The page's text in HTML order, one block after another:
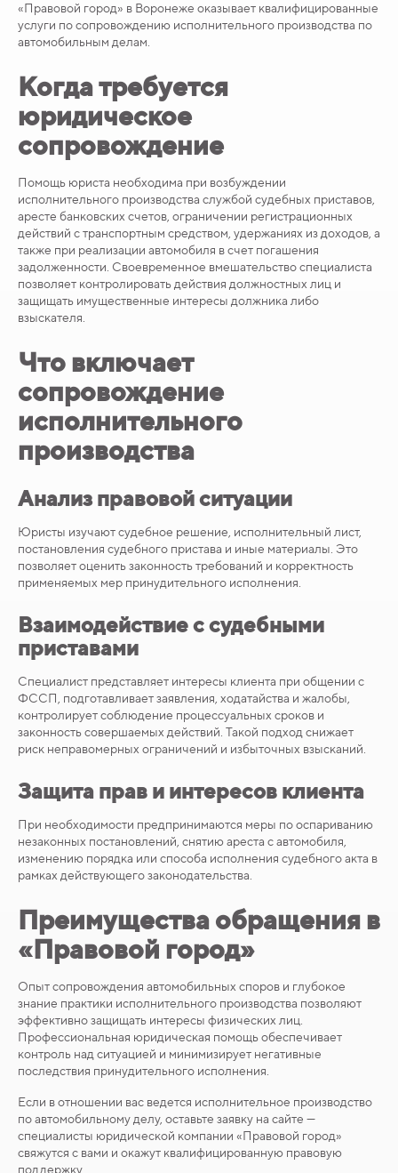
«Правовой город» в Воронеже оказывает квалифицированные
услуги по сопровождению исполнительного производства по
автомобильным делам.
Когда требуется
юридическое
сопровождение
Помощь юриста необходима при возбуждении
исполнительного производства службой судебных приставов,
аресте банковских счетов, ограничении регистрационных
действий с транспортным средством, удержаниях из доходов, а
также при реализации автомобиля в счет погашения
задолженности. Своевременное вмешательство специалиста
позволяет контролировать действия должностных лиц и
защищать имущественные интересы должника либо
взыскателя.
Что включает
сопровождение
исполнительного
производства
Анализ правовой ситуации
Юристы изучают судебное решение, исполнительный лист,
постановления судебного пристава и иные материалы. Это
позволяет оценить законность требований и корректность
применяемых мер принудительного исполнения.
Взаимодействие с судебными
приставами
Специалист представляет интересы клиента при общении с
ФССП, подготавливает заявления, ходатайства и жалобы,
контролирует соблюдение процессуальных сроков и
законность совершаемых действий. Такой подход снижает
риск неправомерных ограничений и избыточных взысканий.
Защита прав и интересов клиента
При необходимости предпринимаются меры по оспариванию
незаконных постановлений, снятию ареста с автомобиля,
изменению порядка или способа исполнения судебного акта в
рамках действующего законодательства.
Преимущества обращения в
«Правовой город»
Опыт сопровождения автомобильных споров и глубокое
знание практики исполнительного производства позволяют
эффективно защищать интересы физических лиц.
Профессиональная юридическая помощь обеспечивает
контроль над ситуацией и минимизирует негативные
последствия принудительного исполнения.
Если в отношении вас ведется исполнительное производство
по автомобильному делу, оставьте заявку на сайте —
специалисты юридической компании «Правовой город»
свяжутся с вами и окажут квалифицированную правовую
поддержку.